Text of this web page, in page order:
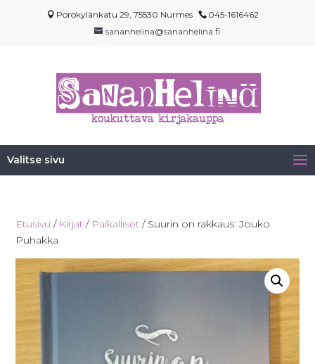
Porokylänkatu 29, 75530 Nurmes
045-1616462
sananhelina@sananhelina.fi
Valitse sivu
Etusivu / Kirjat / Paikalliset / Suurin on rakkaus: Jouko
Puhakka